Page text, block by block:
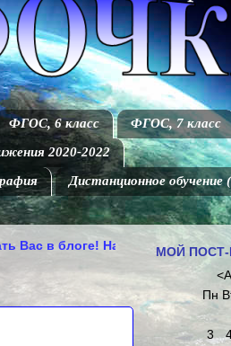
ФГОС, 6 класс ФГОС, 7 класс
2020-2022
Дистанционное обучение
Вам будет интересно!
МОЙ
<
Пн
3